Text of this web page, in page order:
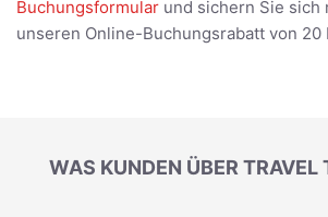
Buchungsformular und sichern Sie sich
unseren Online-Buchungsrabatt von 20
WAS KUNDEN ÜBER TRAVEL